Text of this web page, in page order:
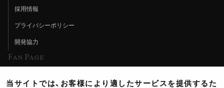
採用情報
プライバシーポリシー
開発協力
Fan Page
当サイトでは、お客様により適したサービスを提供するた